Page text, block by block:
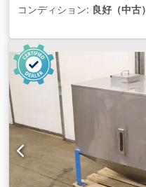
コンディション: 良好（中古）